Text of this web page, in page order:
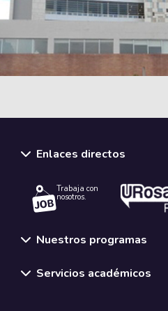
Enlaces directos
Trabaja con
nosotros.
Nuestros programas
Servicios académicos